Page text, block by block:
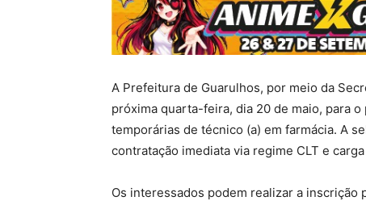
A Prefeitura de Guarulhos, por meio da
próxima quarta-feira, dia 20 de maio, para
temporárias de técnico (a) em farmácia. A
contratação imediata via regime CLT e
Os interessados podem realizar a inscrição